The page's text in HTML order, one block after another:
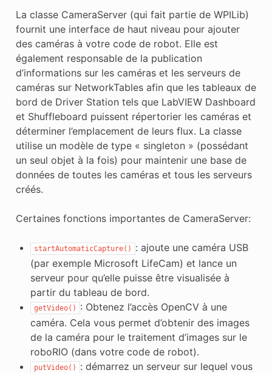
La classe CameraServer (qui fait partie de WPILib)
fournit une interface de haut niveau pour ajouter
des caméras à votre code de robot. Elle est
également responsable de la publication
d’informations sur les caméras et les serveurs de
caméras sur NetworkTables afin que les tableaux de
bord de Driver Station tels que LabVIEW Dashboard
et Shuffleboard puissent répertorier les caméras et
déterminer l’emplacement de leurs flux. La classe
utilise un modèle de type « singleton » (possédant
un seul objet à la fois) pour maintenir une base de
données de toutes les caméras et tous les serveurs
créés.
Certaines fonctions importantes de CameraServer:
startAutomaticCapture()
: ajoute une caméra USB
(par exemple Microsoft LifeCam) et lance un
serveur pour qu’elle puisse être visualisée à
partir du tableau de bord.
getVideo()
: Obtenez l’accès OpenCV à une
caméra. Cela vous permet d’obtenir des images
de la caméra pour le traitement d’images sur le
roboRIO (dans votre code de robot).
putVideo()
: démarrez un serveur sur lequel vous